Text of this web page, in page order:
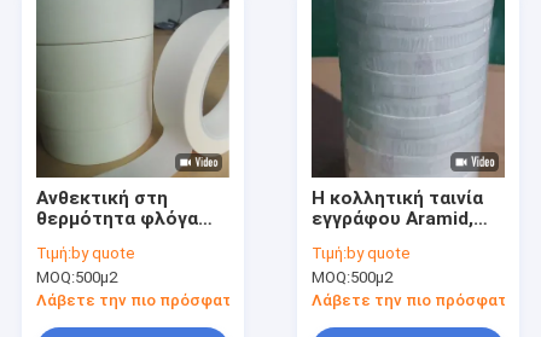
Ανθεκτική στη
θερμότητα φλόγα
κολλητικών ταινιών
εγγράφου Aramid -
καθυστερών
Τιμή:by quote
MOQ:500μ2
Λάβετε την πιο πρόσφατη τιμή
Η κολλητική ταινία
εγγράφου Aramid,
κατηγορία
κολλητικών ταινιών
Φ Nomex
Τιμή:by quote
MOQ:500μ2
Λάβετε την πιο πρόσφατη